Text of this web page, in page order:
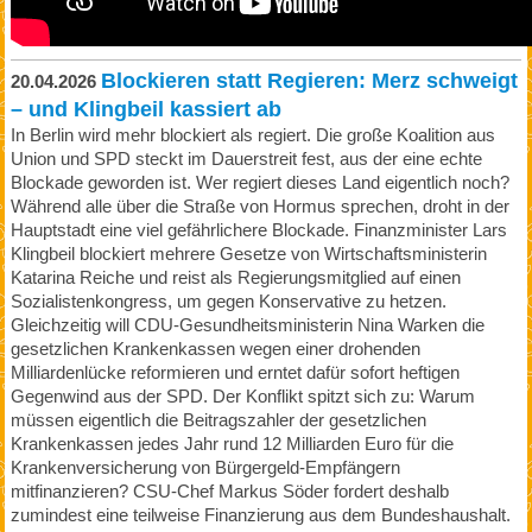
20.04.2026 Blockieren statt Regieren: Merz schweigt
– und Klingbeil kassiert ab
In Berlin wird mehr blockiert als regiert. Die große Koalition aus
Union und SPD steckt im Dauerstreit fest, aus der eine echte
Blockade geworden ist. Wer regiert dieses Land eigentlich noch?
Während alle über die Straße von Hormus sprechen, droht in der
Hauptstadt eine viel gefährlichere Blockade. Finanzminister Lars
Klingbeil blockiert mehrere Gesetze von Wirtschaftsministerin
Katarina Reiche und reist als Regierungsmitglied auf einen
Sozialistenkongress, um gegen Konservative zu hetzen.
Gleichzeitig will CDU-Gesundheitsministerin Nina Warken die
gesetzlichen Krankenkassen wegen einer drohenden
Milliardenlücke reformieren und erntet dafür sofort heftigen
Gegenwind aus der SPD. Der Konflikt spitzt sich zu: Warum
müssen eigentlich die Beitragszahler der gesetzlichen
Krankenkassen jedes Jahr rund 12 Milliarden Euro für die
Krankenversicherung von Bürgergeld-Empfängern
mitfinanzieren? CSU-Chef Markus Söder fordert deshalb
zumindest eine teilweise Finanzierung aus dem Bundeshaushalt.